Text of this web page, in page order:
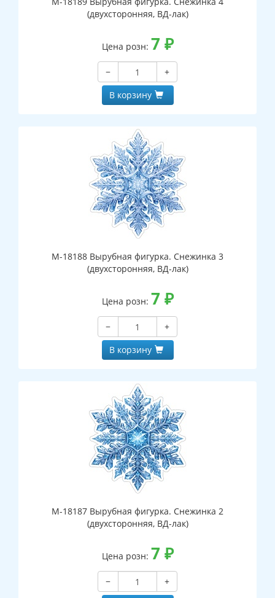
(двухсторонняя, ВД-лак)
Цена розн: 7 ₽
−
+
В корзину
М-18188 Вырубная фигурка. Снежинка 3
(двухсторонняя, ВД-лак)
Цена розн: 7 ₽
−
+
В корзину
М-18187 Вырубная фигурка. Снежинка 2
(двухсторонняя, ВД-лак)
Цена розн: 7 ₽
−
+